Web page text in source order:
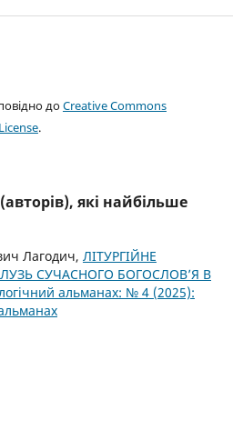
доCreative Commons
.
які найбільше
Лагодич, ЛІТУРГІЙНЕ
СУЧАСНОГО БОГОСЛОВ’Я В
альманах: № 4 (2025):